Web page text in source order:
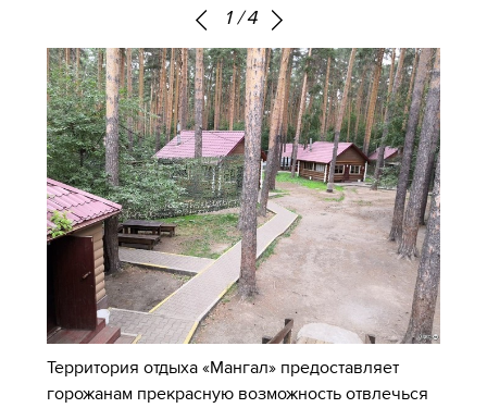
1/4
Территория отдыха «Мангал» предоставляет
горожанам прекрасную возможность отвлечься